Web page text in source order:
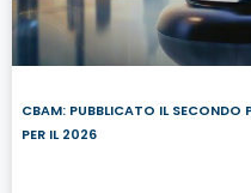
CBAM: PUBBLICATO IL SECONDO
PER IL 2026